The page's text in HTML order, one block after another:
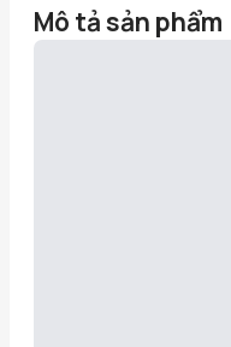
Mô tả sản phẩm